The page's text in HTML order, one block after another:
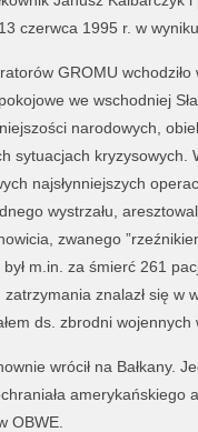
czerwca 1995 r. w
GROMU wchodziło
we wschodniej
narodowych,
sytuacjach kryzysowych.
najsłynniejszych
wystrzału,
zwanego
m.in. za śmierć 261
znalazł się w
ds. zbrodni wojennych
wrócił na Bałkany.
OBWE.